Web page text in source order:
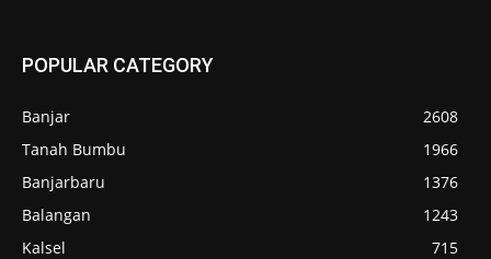
POPULAR CATEGORY
Banjar
2608
Tanah Bumbu
1966
Banjarbaru
1376
Balangan
1243
Kalsel
715